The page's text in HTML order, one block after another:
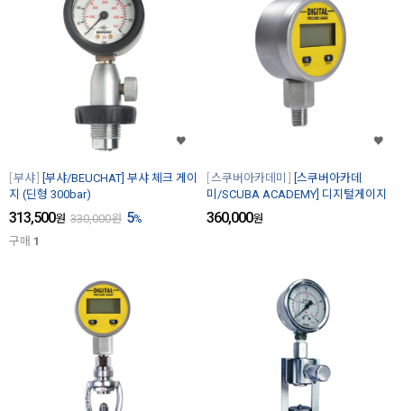
부샤
[부샤/BEUCHAT] 부샤 체크 게이
지 (딘형 300bar)
313,500원 330,000원 5%
구매 1
스쿠버아카데미
[스쿠버아카데
미/SCUBA ACADEMY] 디지털게이지
360,000원